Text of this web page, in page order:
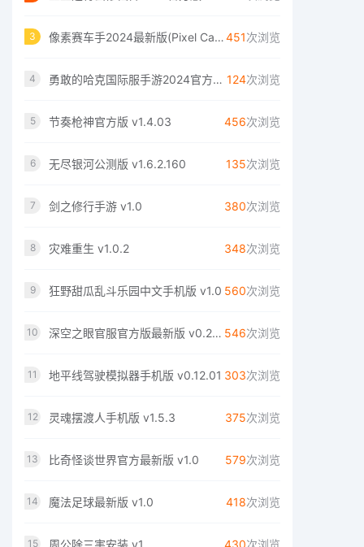
3 像素赛车手2024最新版(Pixel Car Racer) v1.2.5 451次浏览
4 勇敢的哈克国际服手游2024官方最新版 v1.3.1 124次浏览
5 节奏枪神官方版 v1.4.03 456次浏览
6 无尽银河公测版 v1.6.2.160 135次浏览
7 剑之修行手游 v1.0 380次浏览
8 灾难重生 v1.0.2 348次浏览
9 狂野甜瓜乱斗乐园中文手机版 v1.0 560次浏览
10 深空之眼官服官方版最新版 v0.289.70 546次浏览
11 地平线驾驶模拟器手机版 v0.12.01 303次浏览
12 灵魂摆渡人手机版 v1.5.3 375次浏览
13 比奇怪谈世界官方最新版 v1.0 579次浏览
14 魔法足球最新版 v1.0 418次浏览
15 周公除三害安装 v1 430次浏览